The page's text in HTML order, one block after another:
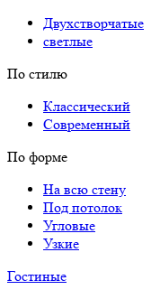
Двухстворчатые
светлые
По стилю
Классический
Современный
По форме
На всю стену
Под потолок
Угловые
Узкие
Гостиные